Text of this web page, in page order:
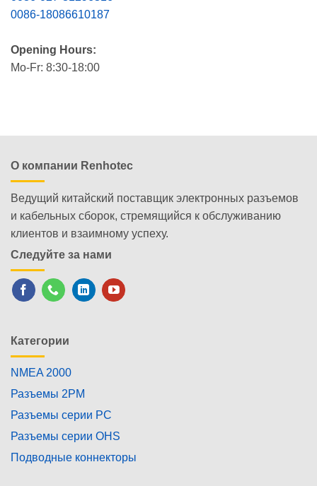
0086-18086610187
Opening Hours:
Mo-Fr: 8:30-18:00
О компании Renhotec
Ведущий китайский поставщик электронных разъемов
и кабельных сборок, стремящийся к обслуживанию
клиентов и взаимному успеху.
Следуйте за нами
Категории
NMEA 2000
Разъемы 2PM
Разъемы серии PC
Разъемы серии OHS
Подводные коннекторы